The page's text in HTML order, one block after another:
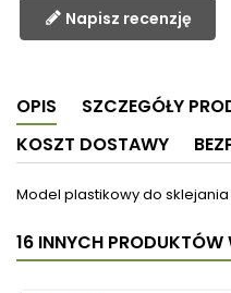
Napisz recenzję
OPIS
SZCZEGÓŁY
KOSZT DOSTAWY
Model plastikowy do
16 INNYCH